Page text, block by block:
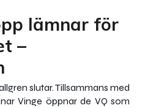
lämnar för
–
slutar. Tillsammans med
Vinge öppnar de VQ som